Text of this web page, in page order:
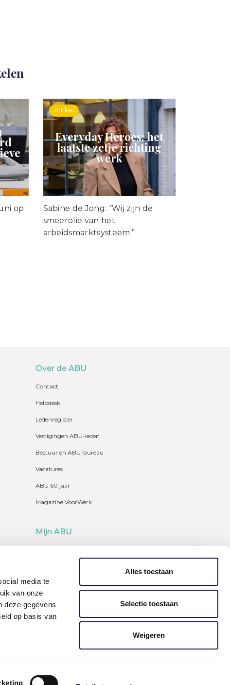
media te
van onze
deze gegevens
op basis van
Alles toestaan
Selectie toestaan
Weigeren
op
Artikel
Everyday Heroes: het
laatste zetje richting
werk
Sabine de Jong: “Wij zijn de
smeerolie van het
arbeidsmarktsysteem.”
Over de ABU
Contact
Helpdesk
Ledenregister
Vestigingen ABU-leden
Bestuur en ABU-bureau
Vacatures
ABU 60 jaar
Magazine VoorWerk
Mijn ABU